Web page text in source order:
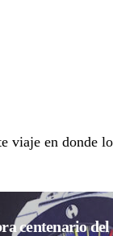
viaje en donde
centenario